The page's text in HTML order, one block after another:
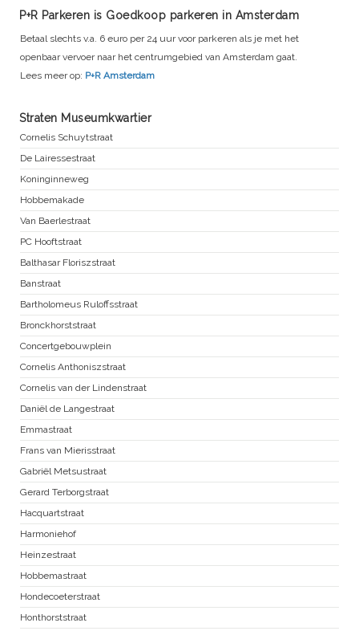
P+R Parkeren is Goedkoop parkeren in Amsterdam
Betaal slechts v.a. 6 euro per 24 uur voor parkeren als je met het
openbaar vervoer naar het centrumgebied van Amsterdam gaat.
Lees meer op: P+R Amsterdam
Straten Museumkwartier
Cornelis Schuytstraat
De Lairessestraat
Koninginneweg
Hobbemakade
Van Baerlestraat
PC Hooftstraat
Balthasar Floriszstraat
Banstraat
Bartholomeus Ruloffsstraat
Bronckhorststraat
Concertgebouwplein
Cornelis Anthoniszstraat
Cornelis van der Lindenstraat
Daniël de Langestraat
Emmastraat
Frans van Mierisstraat
Gabriël Metsustraat
Gerard Terborgstraat
Hacquartstraat
Harmoniehof
Heinzestraat
Hobbemastraat
Hondecoeterstraat
Honthorststraat